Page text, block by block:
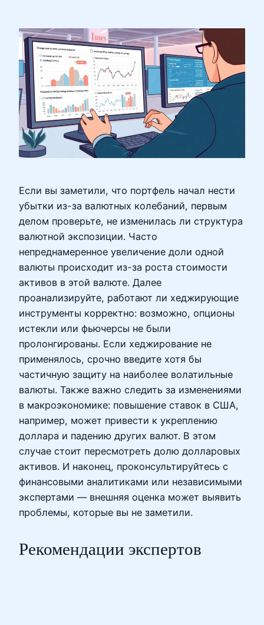
Если вы заметили, что портфель начал нести
убытки из-за валютных колебаний, первым
делом проверьте, не изменилась ли структура
валютной экспозиции. Часто
непреднамеренное увеличение доли одной
валюты происходит из-за роста стоимости
активов в этой валюте. Далее
проанализируйте, работают ли хеджирующие
инструменты корректно: возможно, опционы
истекли или фьючерсы не были
пролонгированы. Если хеджирование не
применялось, срочно введите хотя бы
частичную защиту на наиболее волатильные
валюты. Также важно следить за изменениями
в макроэкономике: повышение ставок в США,
например, может привести к укреплению
доллара и падению других валют. В этом
случае стоит пересмотреть долю долларовых
активов. И наконец, проконсультируйтесь с
финансовыми аналитиками или независимыми
экспертами — внешняя оценка может выявить
проблемы, которые вы не заметили.
Рекомендации экспертов